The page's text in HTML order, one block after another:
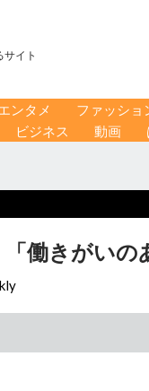
イト
ンタメ ファッショ
ビジネス 動画
働きがいの